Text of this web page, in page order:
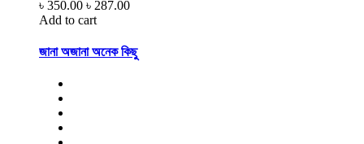
৳ 350.00 ৳ 287.00
Add to cart
জানা অজানা অনেক কিছু